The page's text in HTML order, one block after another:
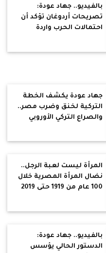
بالفيديو.. جهاد عودة:
تصريحات أردوغان تؤكد أن
احتمالات الحرب واردة
جهاد عودة يكشف الخطة
التركية لخنق وضرب مصر..
والصراع التركي الأوروبي
المرأة ليست لعبة الرجل..
نضال المرأة المصرية خلال
100 عام من 1919 حتى 2019
بالفيديو.. جهاد عودة:
الدستور الحالي يؤسس